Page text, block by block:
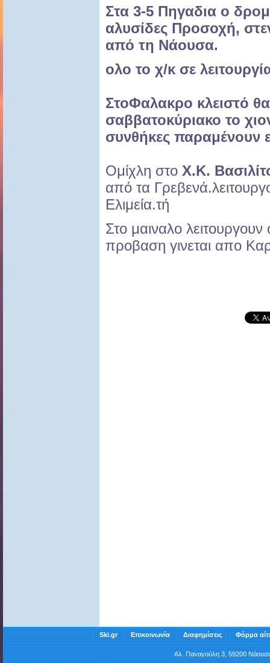
Στα 3-5 Πηγαδια ο
αλυσίδες Προσοχή,
από τη Νάουσα.
ολο το χ/κ σε
ΣτοΦαλακρο κλειστό
σαββατοκύριακο το
συνθήκες παραμένουν
Ομίχλη στο Χ.Κ.
από τα
Ελιμεία.τή
Στο μαιναλο
προβαση γινεται απο
Ski.gr Επικοινωνία Διαφημίσεις Φόρμα
Αλ. Παναγούλη 3, 59200